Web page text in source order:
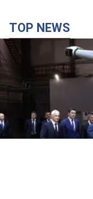
Кремль
залишився
Інтерв’ю з
Думка, що в Росії
небезпечна,
час назад 6,7 т.